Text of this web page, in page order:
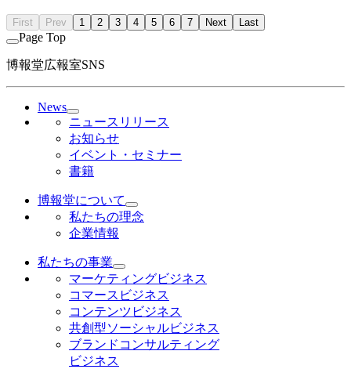
First Prev 1 2 3 4 5 6 7 Next Last
Page Top
博報堂広報室SNS
News
ニュースリリース
お知らせ
イベント・セミナー
書籍
博報堂について
私たちの理念
企業情報
私たちの事業
マーケティングビジネス
コマースビジネス
コンテンツビジネス
共創型ソーシャルビジネス
ブランドコンサルティング
ビジネス